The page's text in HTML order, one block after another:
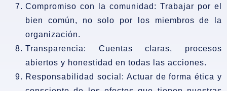
Compromiso con la comunidad: Trabajar por el
bien común, no solo por los miembros de la
organización.
Transparencia:
Cuentas claras, procesos
abiertos y honestidad en todas las acciones.
Responsabilidad social: Actuar de forma ética y